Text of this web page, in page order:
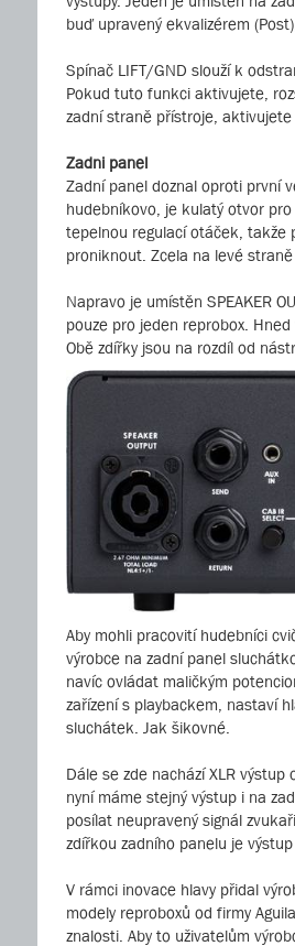
buď upravený ekvalizérem
Spínač LIFT/GND slouží k
Pokud tuto funkci aktivujete,
zadní straně přístroje, aktivujete
Zadni panel
Zadní panel doznal oproti první
hudebníkovo, je kulatý otvor
tepelnou regulací otáček, takže
proniknout. Zcela na levé
Napravo je umístěn SPEAKER
pouze pro jeden reprobox.
Obě zdířky jsou na rozdíl od
Aby mohli pracovití hudebníci
výrobce na zadní panel
navíc ovládat maličkým
zařízení s playbackem, nastaví
sluchátek. Jak šikovné.
Dále se zde nachází XLR
nyní máme stejný výstup i na
posílat neupravený signál
zdířkou zadního panelu je výstup
V rámci inovace hlavy přidal
modely reproboxů od firmy
znalosti. Aby to uživatelům